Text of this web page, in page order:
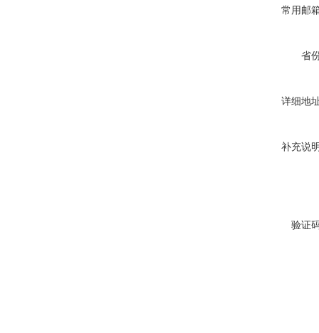
常用邮
省
详细地
补充说
验证